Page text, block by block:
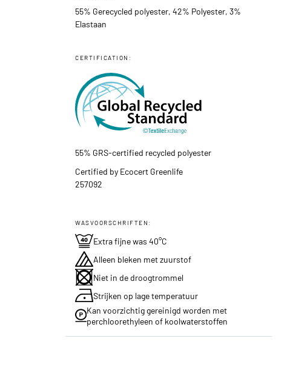
55% Gerecycled polyester, 42% Polyester, 3%
Elastaan
CERTIFICATION:
55% GRS-certified recycled polyester
Certified by Ecocert Greenlife
257092
WASVOORSCHRIFTEN:
Extra fijne was 40°C
Alleen bleken met zuurstof
Niet in de droogtrommel
Strijken op lage temperatuur
Kan voorzichtig gereinigd worden met
perchloorethyleen of koolwaterstoffen